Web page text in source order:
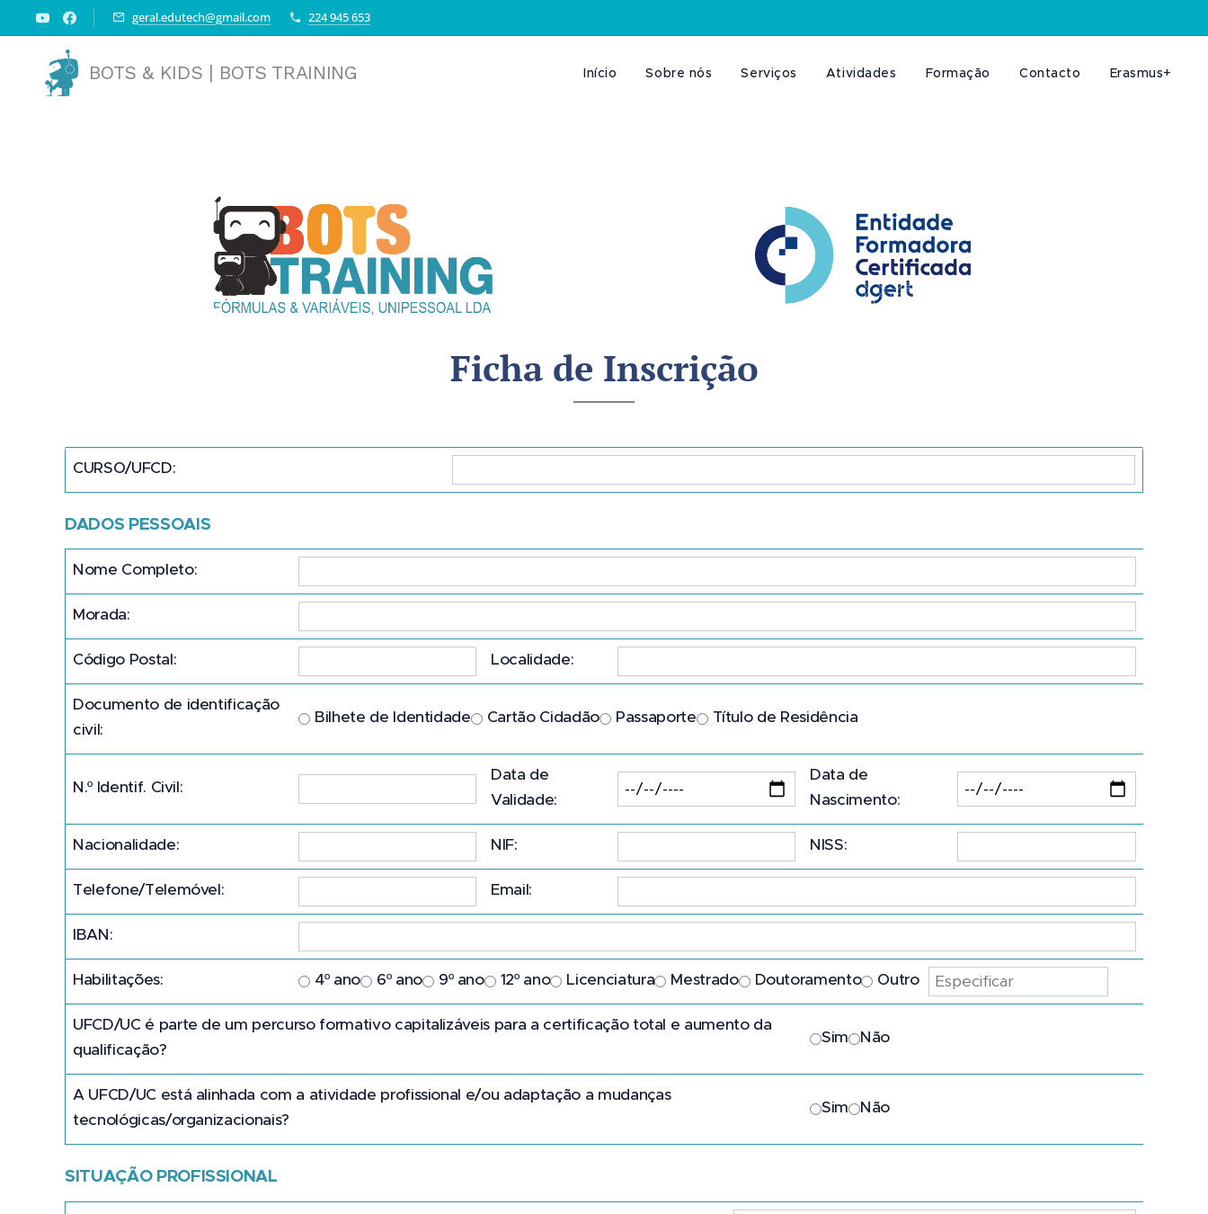
geral.edutech@gmail.com 224 945 653
BOTS & KIDS | BOTS TRAINING Início Sobre nós Serviços Atividades Formação Contacto Erasmus+
Ficha de Inscrição
CURSO/UFCD:
DADOS PESSOAIS
Nome Completo:
Morada:
Código Postal: Localidade:
Documento de identificação
civil:
Bilhete de Identidade Cartão Cidadão Passaporte Título de Residência
N.º Identif. Civil:
Data de
Validade:
Data de
Nascimento:
Nacionalidade: NIF: NISS:
Telefone/Telemóvel: Email:
IBAN:
Habilitações: 4º ano 6º ano 9º ano 12º ano Licenciatura Mestrado Doutoramento Outro
UFCD/UC é parte de um percurso formativo capitalizáveis para a certificação total e aumento da
qualificação?
Sim Não
A UFCD/UC está alinhada com a atividade profissional e/ou adaptação a mudanças
tecnológicas/organizacionais?
Sim Não
SITUAÇÃO PROFISSIONAL